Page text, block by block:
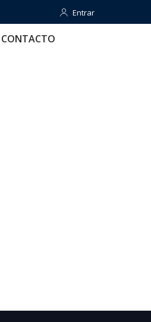
Entrar
Entrar
CONTACTO